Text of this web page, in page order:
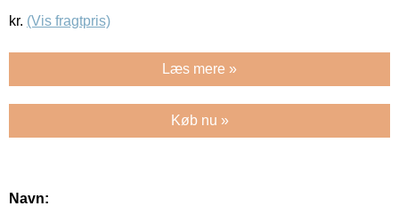
kr. (Vis fragtpris)
Læs mere »
Køb nu »
Navn: